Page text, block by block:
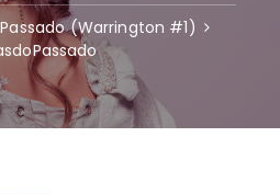
(Warrington #1)